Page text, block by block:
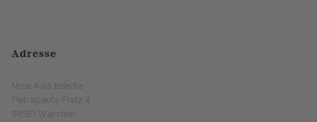
Adresse
Neue Aula Belecke
Pietrapaola-Platz 4
59581 Warstein